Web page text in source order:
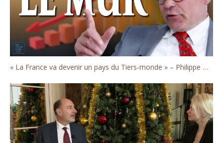
« La France va devenir un pays du Tiers-monde » – Philippe Murer